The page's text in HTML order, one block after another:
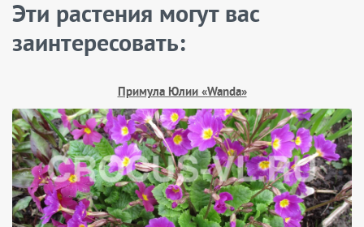
Эти растения могут вас
заинтересовать:
Примула Юлии «Wanda»